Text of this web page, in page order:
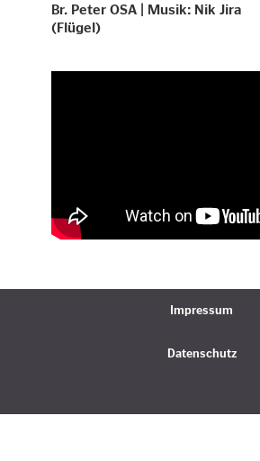
Br. Peter OSA | Musik: Nik Jira
(Flügel)
Impressum
Datenschutz